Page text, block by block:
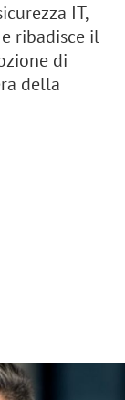
IT,
ribadisce il
di
della